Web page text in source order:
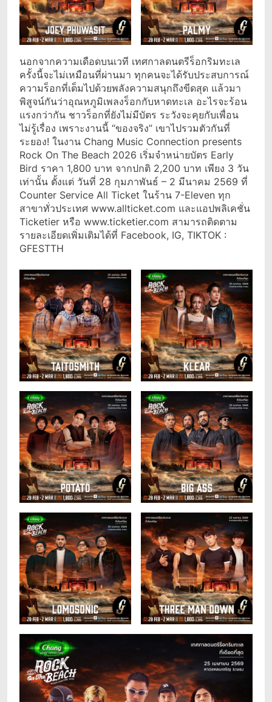
นอกจากความเดือดบนเวที เทศกาลดนตรีร็อกริมทะเล
ครั้งนี้จะไม่เหมือนที่ผ่านมา ทุกคนจะได้รับประสบการณ์
ความร็อกที่เต็มไปด้วยพลังความสนุกถึงขีดสุด แล้วมา
พิสูจน์กันว่าอุณหภูมิเพลงร็อกกับหาดทะเล อะไรจะร้อน
แรงกว่ากัน ชาวร็อกที่ยังไม่มีบัตร ระวังจะคุยกับเพื่อน
ไม่รู้เรื่อง เพราะงานนี้ “ของจริง” เขาไปรวมตัวกันที่
ระยอง! ในงาน Chang Music Connection presents
Rock On The Beach 2026 เริ่มจำหน่ายบัตร Early
Bird ราคา 1,800 บาท จากปกติ 2,200 บาท เพียง 3 วัน
เท่านั้น ตั้งแต่ วันที่ 28 กุมภาพันธ์ – 2 มีนาคม 2569 ที่
Counter Service All Ticket ในร้าน 7-Eleven ทุก
สาขาทั่วประเทศ www.allticket.com และแอปพลิเคชั่น
Ticketier หรือ www.ticketier.com สามารถติดตาม
รายละเอียดเพิ่มเติมได้ที่ Facebook, IG, TIKTOK :
GFESTTH